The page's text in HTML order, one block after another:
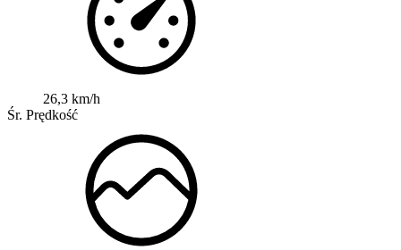
26,3 km/h
Śr. Prędkość